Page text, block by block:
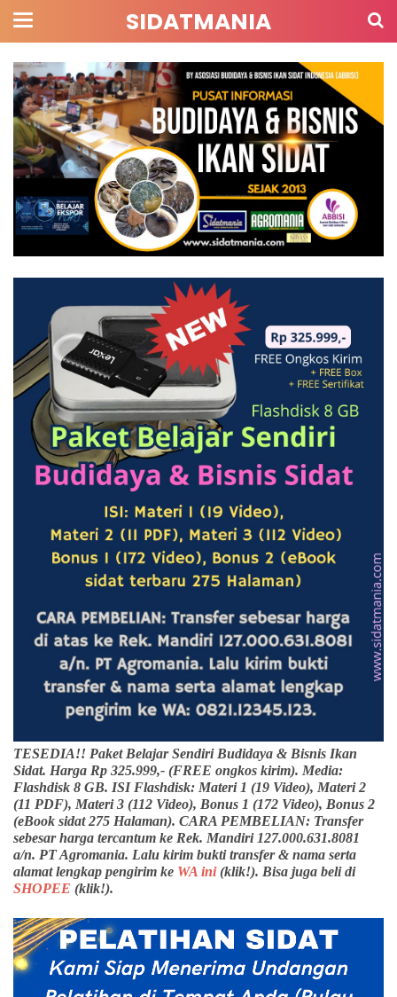
SIDATMANIA
TESEDIA!! Paket Belajar Sendiri Budidaya & Bisnis Ikan
Sidat. Harga Rp 325.999,- (FREE ongkos kirim). Media:
Flashdisk 8 GB. ISI Flashdisk: Materi 1 (19 Video), Materi 2
(11 PDF), Materi 3 (112 Video), Bonus 1 (172 Video), Bonus 2
(eBook sidat 275 Halaman). CARA PEMBELIAN: Transfer
sebesar harga tercantum ke Rek. Mandiri 127.000.631.8081
a/n. PT Agromania. Lalu kirim bukti transfer & nama serta
alamat lengkap pengirim ke WA ini(klik!). Bisa juga beli di
SHOPEE (klik!).